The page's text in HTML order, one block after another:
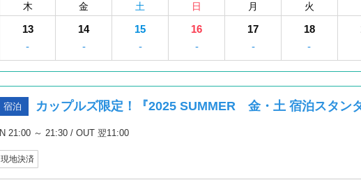
木 金 土 日 月 火
13
-
14
-
15
-
16
-
17
-
18
-
宿泊 カップルズ限定！『2025 SUMMER 金・土 宿泊スタン
IN 21:00 ～ 21:30 / OUT 翌11:00
現地決済